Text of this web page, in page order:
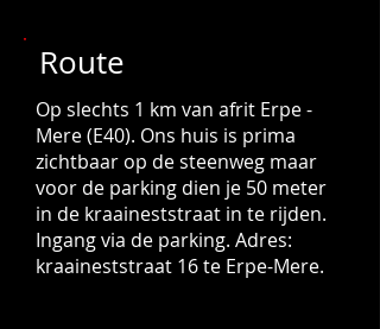
Route
Op slechts 1 km van afrit Erpe -
Mere (E40). Ons huis is prima
zichtbaar op de steenweg maar
voor de parking dien je 50 meter
in de kraaineststraat in te rijden.
Ingang via de parking. Adres:
kraaineststraat 16 te Erpe-Mere.